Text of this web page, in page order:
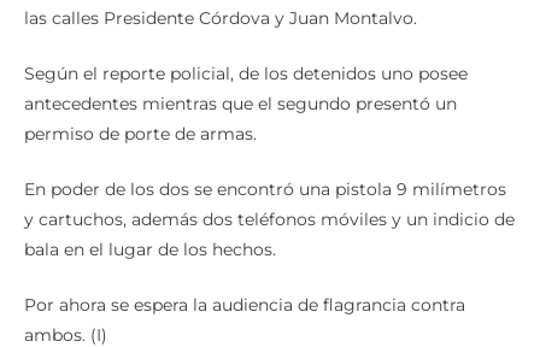
las calles Presidente Córdova y Juan Montalvo.
Según el reporte policial, de los detenidos uno posee
antecedentes mientras que el segundo presentó un
permiso de porte de armas.
En poder de los dos se encontró una pistola 9 milímetros
y cartuchos, además dos teléfonos móviles y un indicio de
bala en el lugar de los hechos.
Por ahora se espera la audiencia de flagrancia contra
ambos. (I)